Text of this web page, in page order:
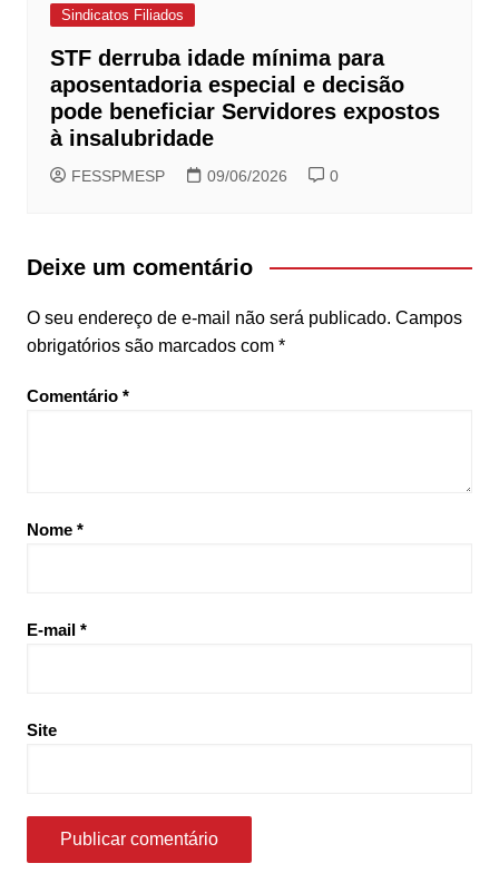
Sindicatos Filiados
STF derruba idade mínima para
aposentadoria especial e decisão
pode beneficiar Servidores expostos
à insalubridade
FESSPMESP 09/06/2026 0
Deixe um comentário
O seu endereço de e-mail não será publicado. Campos
obrigatórios são marcados com *
Comentário *
Nome *
E-mail *
Site